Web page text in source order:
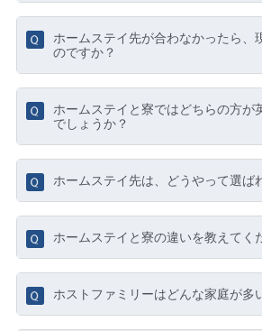
ホームステイ先が合わなかったら、
のですか？
ホームステイと寮ではどちらの方が
でしょうか？
ホームステイ先は、どうやって選ば
ホームステイと寮の違いを教えてく
ホストファミリーはどんな家庭が多